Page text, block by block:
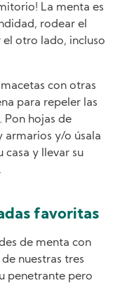
La menta es
rodear el
el otro lado, incluso
con otras
para repeler las
Pon hojas de
armarios y/o úsala
casa y llevar su
favoritas
de menta con
nuestras tres
penetrante pero